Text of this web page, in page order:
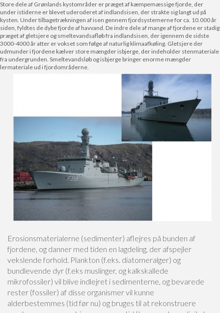
Store dele af Grønlands kystområder er præget af kæmpemæssige fjorde, der
under istiderne er blevet uderoderet af indlandsisen, der strakte sig langt ud på
kysten. Under tilbagetrækningen af isen gennem fjordsystemerne for ca. 10.000 år
siden, fyldtes de dybe fjorde af havvand. De indre dele af mange af fjordene er stadig
præget af gletsjere og smeltevandsafløb fra indlandsisen, der igennem de sidste
3000-4000 år atter er vokset som følge af naturlig klimaafkøling. Gletsjere der
udmunder i fjordene kælver store mængder isbjerge, der indeholder stenmateriale
fra undergrunden. Smeltevandsløb og isbjerge bringer enorme mængder
lermateriale ud i fjordområderne.
Erosionsmaterialerne (sedimenter) aflejres på bunden af
fjordene, og danner med tiden en lagdeling, der afspejler
vekslende forhold. Plankton (f.eks. diatomeralger) og
bundlevende dyr (f.eks muslinger, og kalkskallede
mikrofossiler) vil blive indlejret i sedimenterne, og bevarede
rester (fossiler) af disse organismer vil kunne
alderbestemmes (tid før nu) og bruges til at rekonstruere